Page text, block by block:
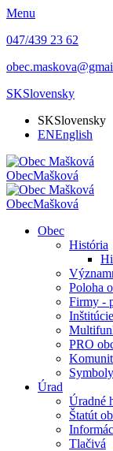
Menu
047/439 23 62
SKSlovensky
SKSlovensky
ENEnglish
ObecMašková
ObecMašková
Obec
História
Poloha
Firmy -
Inštitúcie
PRO
Úrad
Úradné
Štatút
Tlačivá